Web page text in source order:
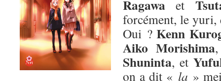
Ragawa et
forcément, le yuri,
Oui ?Kenn
Aiko Morishima
Shuninta, et
on a dit « la »